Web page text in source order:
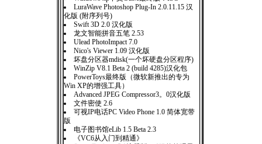
LuraWave Photoshop Plug-In 2.0.11.15 汉
化版 (附序列号)
Swift 3D 2.0 汉化版
龙文智能拼音五笔 2.53
Ulead PhotoImpact 7.0
Nico's Viewer 1.09 汉化版
坏盘分区器mdisk(一个坏硬盘分区程序)
WinZip V8.1 Beta 2 (build 4285)汉化包
PowerToys最终版（微软新推出的专为
Win XP的增强工具）
Advanced JPEG Compressor3。0汉化版
文件密使 2.6
可视IP电话PC Video Phone 1.0 简体宽带
版
电子图书馆eLib 1.5 Beta 2.3
《VC6从入门到精通》